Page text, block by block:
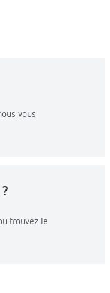
vous
trouvez le